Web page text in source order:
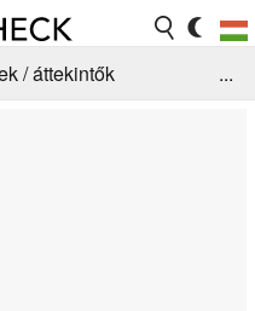
/ áttekintők
...